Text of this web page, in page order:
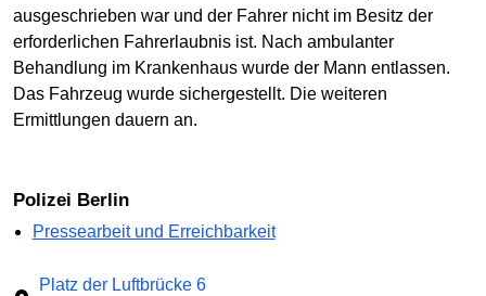
ausgeschrieben war und der Fahrer nicht im Besitz der
erforderlichen Fahrerlaubnis ist. Nach ambulanter
Behandlung im Krankenhaus wurde der Mann entlassen.
Das Fahrzeug wurde sichergestellt. Die weiteren
Ermittlungen dauern an.
Polizei Berlin
Pressearbeit und Erreichbarkeit
Platz der Luftbrücke 6